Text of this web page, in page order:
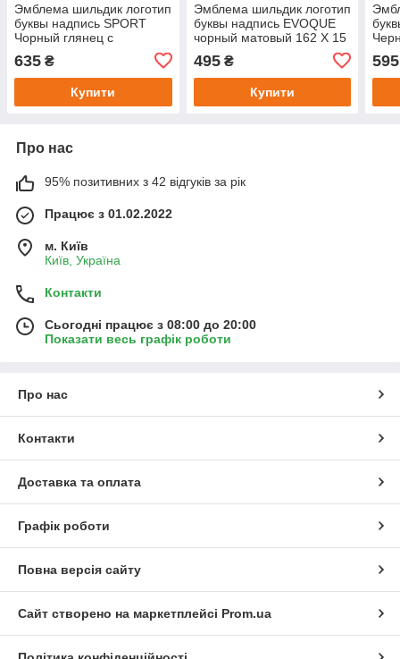
Эмблема шильдик логотип
буквы надпись SPORT
Чорный глянец с
хромированным кантом
170 X 20 мм для RANGE
ROVER
635 ₴
Купити
Эмблема шильдик логотип
буквы надпись EVOQUE
чорный матовый 162 X 15
(162*17) мм для RANGE
ROVER
495₴
Купити
595
Про нас
95% позитивних з 42 відгуків за рік
Працює з 01.02.2022
м. Київ
Київ, Україна
Контакти
Сьогодні працює з 08:00 до 20:00
Показати весь графік роботи
Про нас
Контакти
Доставка та оплата
Графік роботи
Повна версія сайту
Сайт створено на маркетплейсі Prom.ua